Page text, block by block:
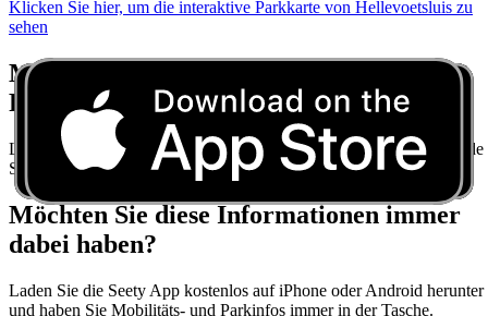
Klicken Sie hier, um die interaktive Parkkarte von Hellevoetsluis zu
sehen
Machen Sie sich keine Sorgen mehr über
Parkvorschriften
Laden Sie Seety herunter und erhalten Sie Echtzeit-Parktipps für jede
Stadt.
Möchten Sie diese Informationen immer
dabei haben?
Laden Sie die Seety App kostenlos auf iPhone oder Android herunter
und haben Sie Mobilitäts- und Parkinfos immer in der Tasche.